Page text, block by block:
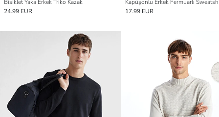
Bisiklet Yaka Erkek Triko Kazak
24.99 EUR
Kapüşonlu Erkek Fermuarlı
17.99 EUR